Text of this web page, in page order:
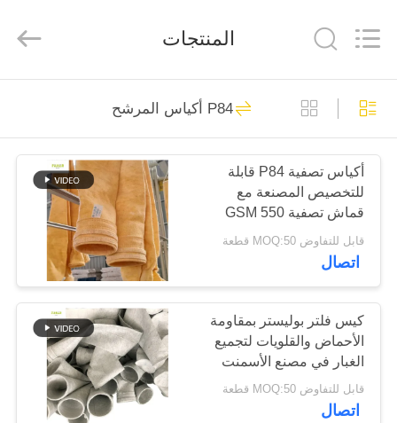
الصفحة
الرئيسية
منتجات
معلومات
جولة
المعمل
Environmental
Technology
Co.,Ltd..
Reserved.
أكياس تصفية جامع
الغبار
115
حقيبة مرشح أراميد
99
المنتجات
P84 أكياس المرشح
أكياس تصفية P84 قابلة
للتخصيص المصنعة مع
قماش تصفية 550 GSM
P84 لأنظمة جمع الغبار
الصناعية المختلفة
قابل للتفاوض MOQ:50 قطعة
اتصال
كيس فلتر بوليستر بمقاومة
الأحماض والقلويات لتجميع
الغبار في مصنع الأسمنت
والفحم والصلب
قابل للتفاوض MOQ:50 قطعة
اتصال